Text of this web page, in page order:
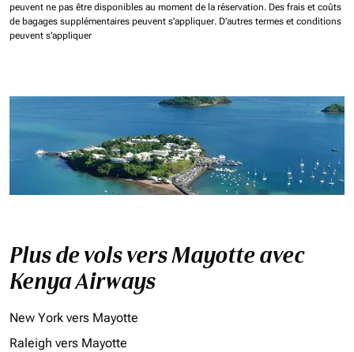
peuvent ne pas être disponibles au moment de la réservation. Des frais et coûts
de bagages supplémentaires peuvent s'appliquer. D'autres termes et conditions
peuvent s'appliquer
Plus de vols vers Mayotte avec
Kenya Airways
New York vers Mayotte
Raleigh vers Mayotte